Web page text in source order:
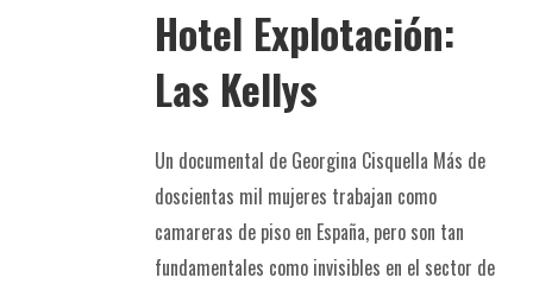
Hotel Explotación:
Las Kellys
Un documental de Georgina Cisquella Más de
doscientas mil mujeres trabajan como
camareras de piso en España, pero son tan
fundamentales como invisibles en el sector de